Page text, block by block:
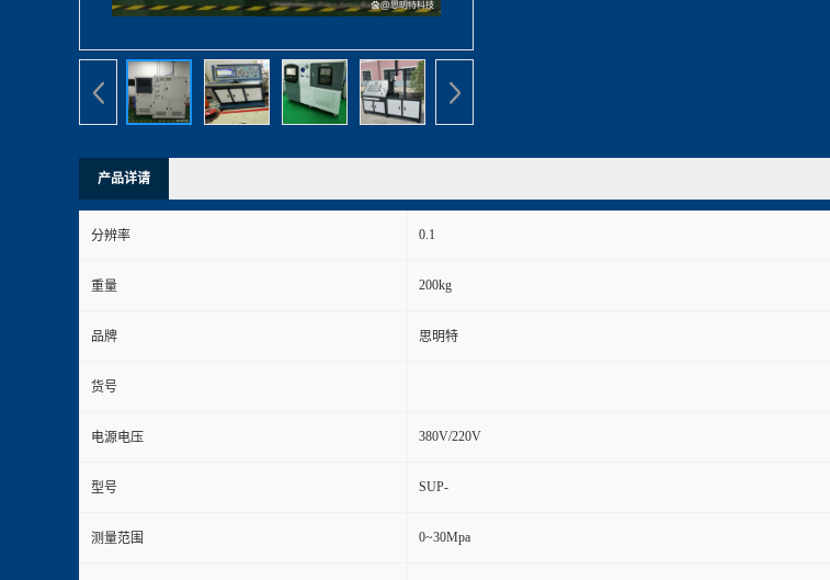
产品详请
分辨率 0.1
重量 200kg
品牌 思明特
货号
电源电压 380V/220V
型号 SUP-
测量范围 0~30Mpa